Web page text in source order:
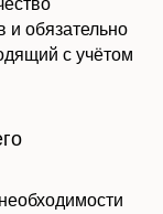
и обязательно
с учётом